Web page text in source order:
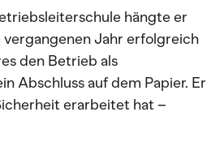
hängte er
Jahr erfolgreich
den Betrieb als
Abschluss auf dem Papier. Er
erarbeitet hat –